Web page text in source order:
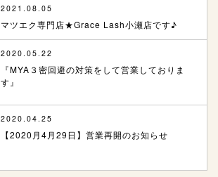
2021.08.05
マツエク専門店★Grace Lash小瀬店です♪
2020.05.22
『MYA３密回避の対策をして営業しておりま
す』
2020.04.25
【2020月4月29日】営業再開のお知らせ